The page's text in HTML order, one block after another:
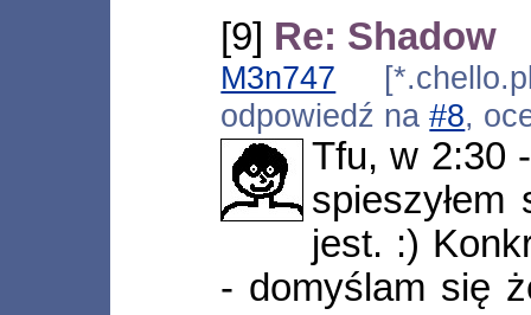
[9] Re: Shadow
M3n747
odpowiedź na#8,
Tfu, w 2:30
jest. :)
- domyślam się